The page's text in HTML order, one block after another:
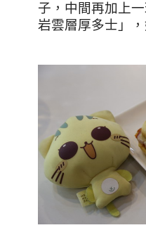
子，中間再加上
岩雲層厚多士」